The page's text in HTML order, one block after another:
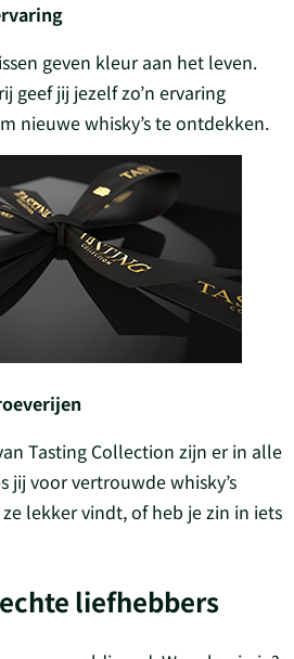
geven kleur aan het leven.
geef jij jezelf zo’n ervaring
nieuwe whisky’s te ontdekken.
Tasting Collection zijn er in alle
jij voor vertrouwde whisky’s
lekker vindt, of heb je zin in iets
liefhebbers